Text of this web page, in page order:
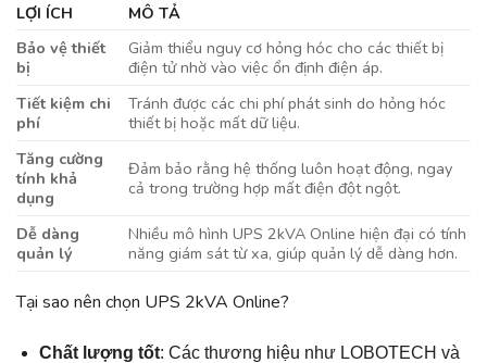
LỢI ÍCH
MÔ TẢ
Bảo vệ thiết
bị
Giảm thiểu nguy cơ hỏng hóc cho các thiết bị
điện tử nhờ vào việc ổn định điện áp.
Tiết kiệm chi
phí
Tránh được các chi phí phát sinh do hỏng hóc
thiết bị hoặc mất dữ liệu.
Tăng cường
tính khả
dụng
Đảm bảo rằng hệ thống luôn hoạt động, ngay
cả trong trường hợp mất điện đột ngột.
Dễ dàng
quản lý
Nhiều mô hình UPS 2kVA Online hiện đại có tính
năng giám sát từ xa, giúp quản lý dễ dàng hơn.
Tại sao nên chọn UPS 2kVA Online?
Chất lượng tốt: Các thương hiệu như LOBOTECH và